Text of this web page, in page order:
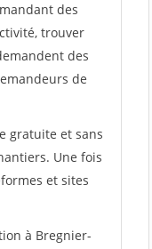
des
trouver
des
de
gratuite et sans
Une fois
et sites
à Bregnier-